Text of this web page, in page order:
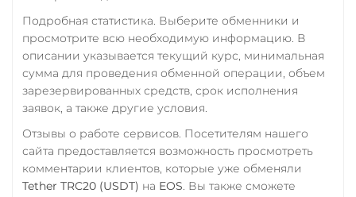
Tether Gold (XAUt)
Tezos (XTZ)
The Sandbox (SAND)
Tornado Cash (TORN)
Tron (TRX)
TrueUSD (TUSD)
Промсвязьбанк RUB
ПУМБ UAH
Райффайзен
RUB UAH
Росбанк RUB
Россельхоз банк RUB
Подробная статистика. Выберите обменники и
просмотрите всю необходимую информацию. В
описании указывается текущий курс, минимальная
сумма для проведения обменной операции, объем
зарезервированных средств, срок исполнения
заявок, а также другие условия.
Отзывы о работе сервисов. Посетителям нашего
сайта предоставляется возможность просмотреть
комментарии клиентов, которые уже обменяли
Tether TRC20 (USDT) на EOS. Вы также сможете